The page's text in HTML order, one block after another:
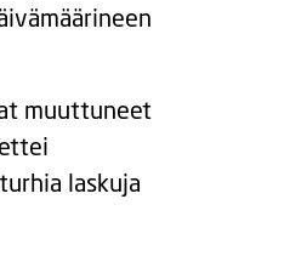
muuttuneet
laskuja